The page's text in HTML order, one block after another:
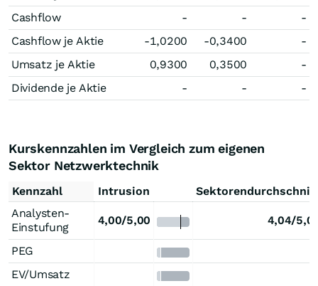
Cashflow
- -
-
Cashflow je Aktie
-1,0200 -0,3400
-
Umsatz je Aktie
0,9300 0,3500
-
Dividende je Aktie
- - -
Kurskennzahlen im Vergleich zum eigenen
Sektor Netzwerktechnik
Kennzahl Intrusion
Analysten-
Einstufung
4,00/5,00 4,04/
PEG
EV/Umsatz